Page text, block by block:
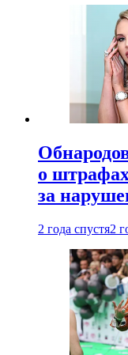
о
за
2 года спустя2